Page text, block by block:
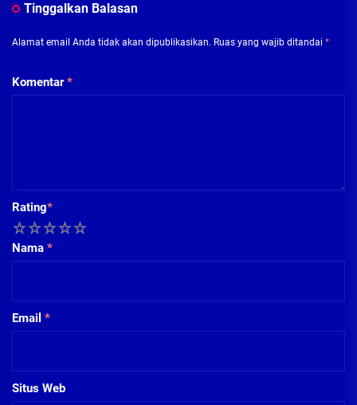
Tinggalkan Balasan
Alamat email Anda tidak akan dipublikasikan. Ruas yang wajib ditandai *
Komentar*
Rating*
5
4
3
2
Nama *
Email *
Situs Web